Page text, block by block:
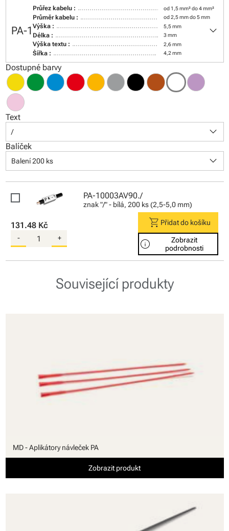
PA-1
Průřez kabelu : od 1,5 mm² do 4 mm²
Průměr kabelu : od 2,5 mm do 5 mm
Výška : 5,5 mm
Délka : 3 mm
Výška textu : 2,6 mm
Šířka : 4,2 mm
keyboard_arrow_down
Dostupné barvy
Text
/ keyboard_arrow_down
Balíček
Balení 200 ks keyboard_arrow_down
PA-10003AV90./
znak "/" - bílá, 200 ks (2,5-5,0 mm)
131.48 Kč
- +
shopping_cart Přidat do košíku
info
Zobrazit
podrobnosti
Související produkty
MD - Aplikátory návleček PA
Zobrazit produkt